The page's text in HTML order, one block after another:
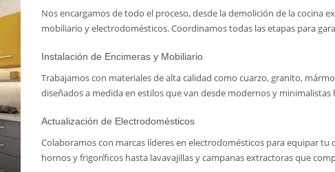
Nos encargamos de todo el proceso, desde la demolición de la cocina
mobiliario y electrodomésticos. Coordinamos todas las etapas para
Instalación de Encimeras y Mobiliario
Trabajamos con materiales de alta calidad como cuarzo, granito,
diseñados a medida en estilos que van desde modernos y minimalistas
Actualización de Electrodomésticos
Colaboramos con marcas líderes en electrodomésticos para equipar
hornos y frigoríficos hasta lavavajillas y campanas extractoras que